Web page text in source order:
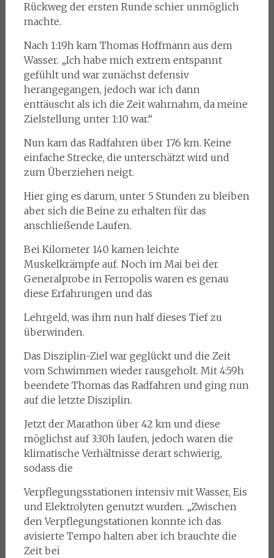
Rückweg der ersten Runde schier unmöglich
machte.
Nach 1:19h kam Thomas Hoffmann aus dem
Wasser. „Ich habe mich extrem entspannt
gefühlt und war zunächst defensiv
herangegangen, jedoch war ich dann
enttäuscht als ich die Zeit wahrnahm, da meine
Zielstellung unter 1:10 war.“
Nun kam das Radfahren über 176 km. Keine
einfache Strecke, die unterschätzt wird und
zum Überziehen neigt.
Hier ging es darum, unter 5 Stunden zu bleiben
aber sich die Beine zu erhalten für das
anschließende Laufen.
Bei Kilometer 140 kamen leichte
Muskelkrämpfe auf. Noch im Mai bei der
Generalprobe in Ferropolis waren es genau
diese Erfahrungen und das
Lehrgeld, was ihm nun half dieses Tief zu
überwinden.
Das Disziplin-Ziel war geglückt und die Zeit
vom Schwimmen wieder rausgeholt. Mit 4:59h
beendete Thomas das Radfahren und ging nun
auf die letzte Disziplin.
Jetzt der Marathon über 42 km und diese
möglichst auf 3:30h laufen, jedoch waren die
klimatische Verhältnisse derart schwierig,
sodass die
Verpflegungsstationen intensiv mit Wasser, Eis
und Elektrolyten genutzt wurden. „Zwischen
den Verpflegungstationen konnte ich das
avisierte Tempo halten aber ich brauchte die
Zeit bei